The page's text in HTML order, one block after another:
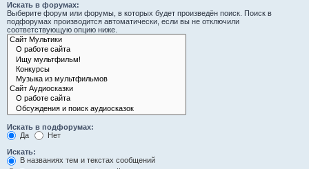
Искать в форумах:
Выберите форум или форумы, в которых будет произведён поиск. Поиск в
подфорумах производится автоматически, если вы не отключили
соответствующую опцию ниже.
Искать в подфорумах:
Да
Нет
Искать:
В названиях тем и текстах сообщений